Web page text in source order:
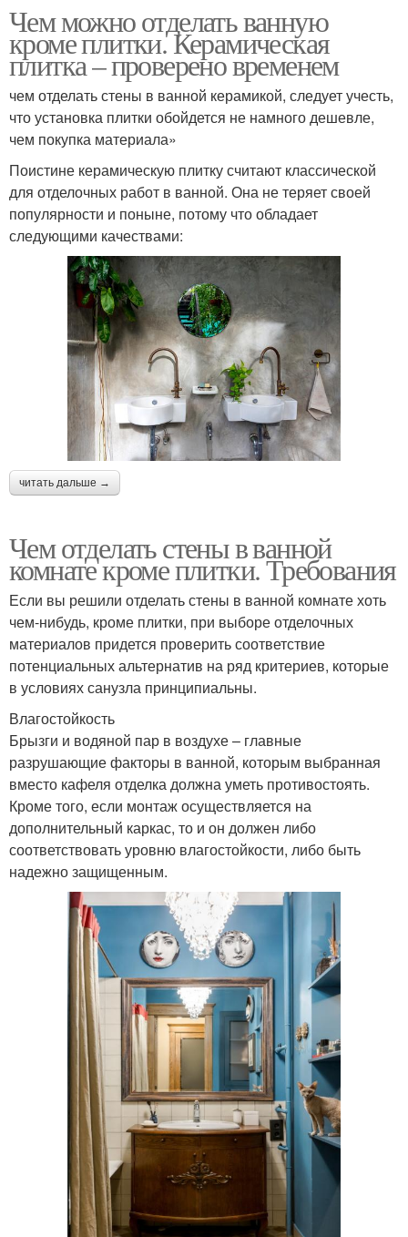
Чем можно отделать ванную
кроме плитки. Керамическая
плитка – проверено временем
чем отделать стены в ванной керамикой, следует учесть,
что установка плитки обойдется не намного дешевле,
чем покупка материала»
Поистине керамическую плитку считают классической
для отделочных работ в ванной. Она не теряет своей
популярности и поныне, потому что обладает
следующими качествами:
читать дальше →
Чем отделать стены в ванной
комнате кроме плитки. Требования
Если вы решили отделать стены в ванной комнате хоть
чем-нибудь, кроме плитки, при выборе отделочных
материалов придется проверить соответствие
потенциальных альтернатив на ряд критериев, которые
в условиях санузла принципиальны.
Влагостойкость
Брызги и водяной пар в воздухе – главные
разрушающие факторы в ванной, которым выбранная
вместо кафеля отделка должна уметь противостоять.
Кроме того, если монтаж осуществляется на
дополнительный каркас, то и он должен либо
соответствовать уровню влагостойкости, либо быть
надежно защищенным.